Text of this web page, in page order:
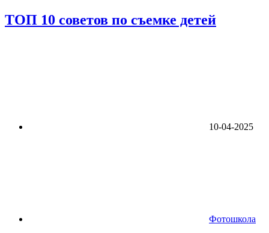
ТОП 10 советов по съемке детей
10-04-2025
Фотошкола